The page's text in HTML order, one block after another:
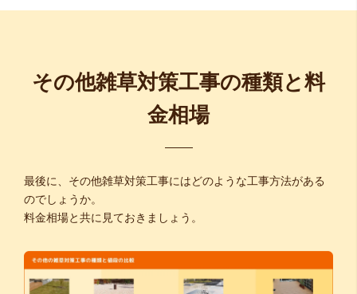
その他雑草対策工事の種類と料
金相場
最後に、その他雑草対策工事にはどのような工事方法がある
のでしょうか。
料金相場と共に見ておきましょう。